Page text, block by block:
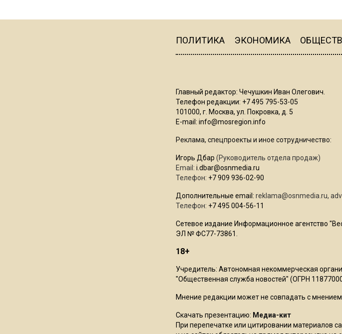
ПОЛИТИКА ЭКОНОМИКА
Главный редактор: Чечушкин Иван Олегович.
Телефон редакции: +7 495 795-53-05
101000, г. Москва, ул. Покровка, д. 5
E-mail: info@mosregion.info
Реклама, спецпроекты и иное сотрудничество:
Игорь Дбар (Руководитель отдела продаж)
Email: i.dbar@osnmedia.ru
Телефон: +7 909 936-02-90
Дополнительные email: reklama@osnmedia.ru,
Телефон: +7 495 004-56-11
Сетевое издание Информационное агентство
ЭЛ № ФС77-73861.
18+
Учредитель: Автономная некоммерческая
"Общественная служба новостей" (ОГРН
Мнение редакции может не совпадать с мнением
Скачать презентацию: Медиа-кит
При перепечатке или цитировании материалов